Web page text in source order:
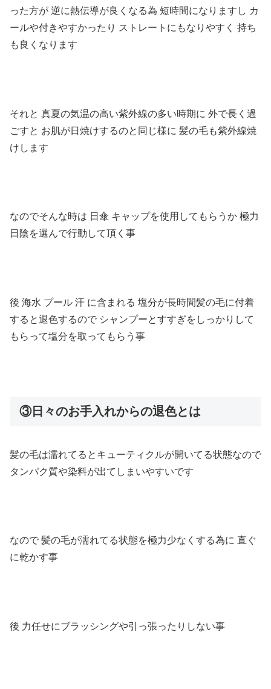
った方が 逆に熱伝導が良くなる為 短時間になりますし カ
ールや付きやすかったり ストレートにもなりやすく 持ち
も良くなります
それと 真夏の気温の高い紫外線の多い時期に 外で長く過
ごすと お肌が日焼けするのと同じ様に 髪の毛も紫外線焼
けします
なのでそんな時は 日傘 キャップを使用してもらうか 極力
日陰を選んで行動して頂く事
後 海水 プール 汗 に含まれる 塩分が長時間髪の毛に付着
すると退色するので シャンプーとすすぎをしっかりして
もらって塩分を取ってもらう事
③日々のお手入れからの退色とは
髪の毛は濡れてるとキューティクルが開いてる状態なので
タンパク質や染料が出てしまいやすいです
なので 髪の毛が濡れてる状態を極力少なくする為に 直ぐ
に乾かす事
後 力任せにブラッシングや引っ張ったりしない事